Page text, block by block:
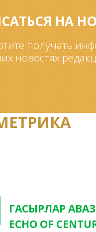
НА
получать
новостях
ГАСЫРЛАР
ECHO OF